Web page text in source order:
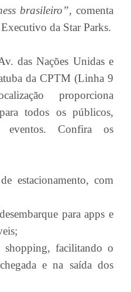
brasileiro”, comenta
da Star Parks.
das Nações Unidas e
da CPTM (Linha 9
proporciona
todos os públicos,
eventos. Confira os
estacionamento, com
para apps e
shopping, facilitando o
e na saída dos